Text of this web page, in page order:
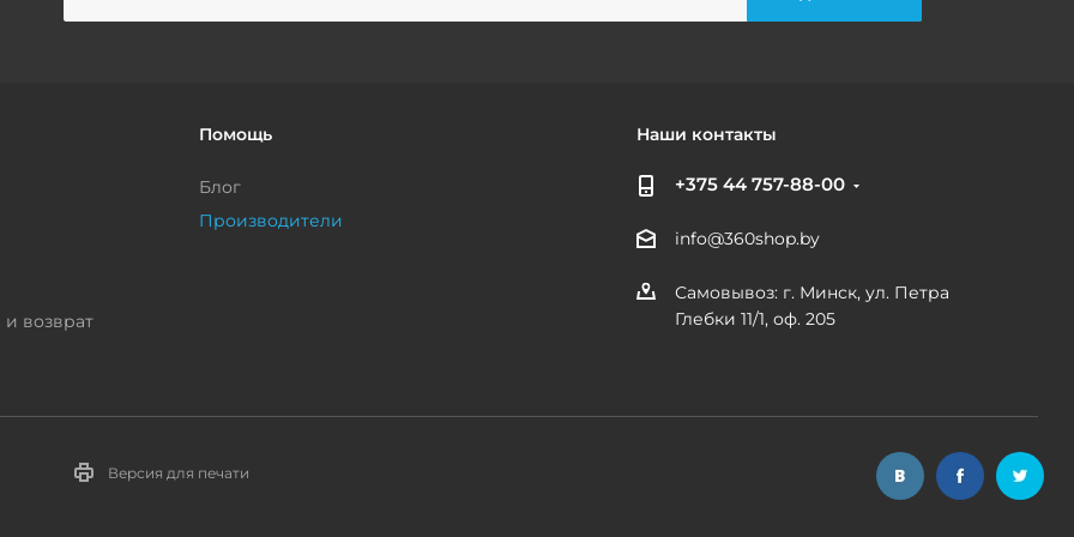
и возврат
Помощь
Блог
Производители
Наши контакты
+375 44 757-88-00
info@360shop.by
Самовывоз: г. Минск, ул. Петра
Глебки 11/1, оф. 205
Версия для печати